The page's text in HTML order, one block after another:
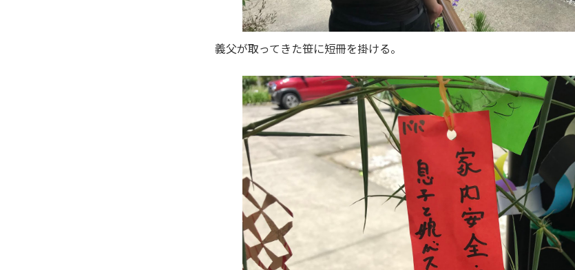
義父が取ってきた笹に短冊を掛ける。